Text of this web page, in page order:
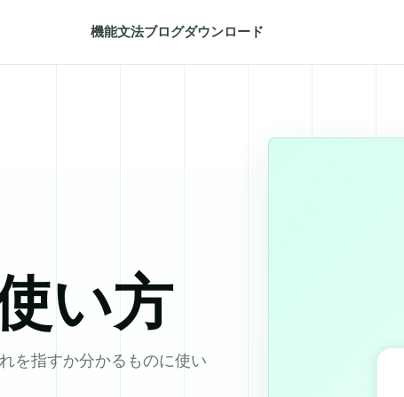
機能文法ブログダウンロード
い方
を指すか分かるものに使い